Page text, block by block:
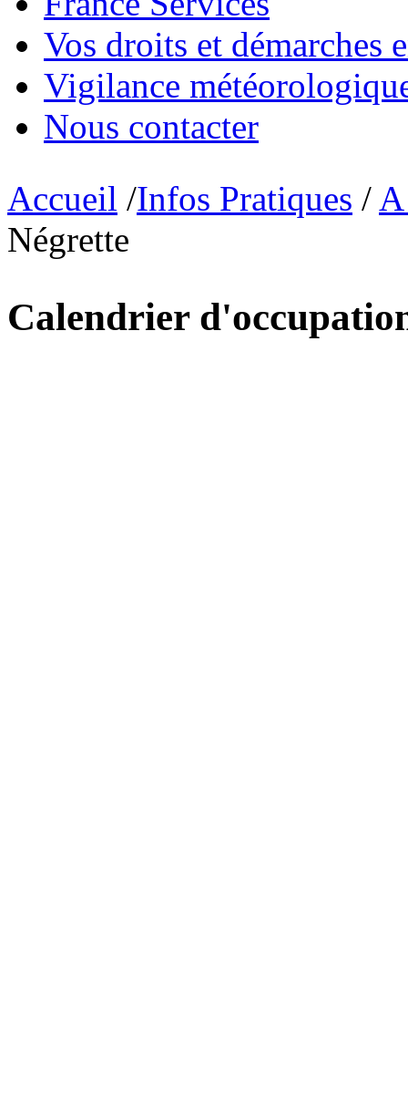
Vos droits et démarches
Vigilance
Nous contacter
Accueil /Infos Pratiques /
Négrette
Calendrier